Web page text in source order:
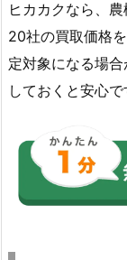
ヒカカクなら、
20社の買取価格
定対象になる場
しておくと安心で